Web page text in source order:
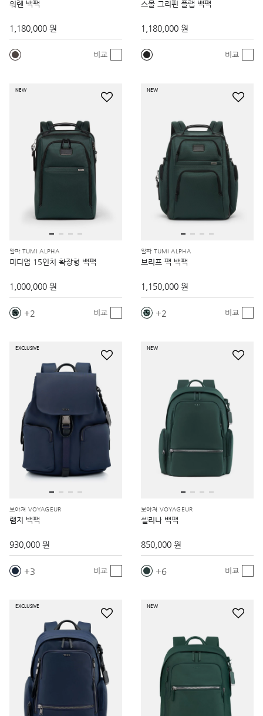
워렌 백팩
1,180,000 원
비교
스몰 그리핀 플랩 백팩
1,180,000 원
비교
NEW
알파 TUMI ALPHA
미디엄 15인치 확장형 백팩
1,000,000 원
2 비교
NEW
알파 TUMI ALPHA
브리프 팩 백팩
1,150,000 원
2 비교
EXCLUSIVE
보야져 VOYAGEUR
램지 백팩
930,000 원
3 비교
NEW
보야져 VOYAGEUR
셀리나 백팩
850,000 원
6 비교
EXCLUSIVE NEW